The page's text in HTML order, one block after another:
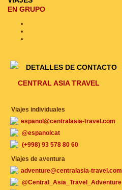
EN GRUPO
DETALLES DE CONTACTO
CENTRAL ASIA TRAVEL
Viajes individuales
espanol@centralasia-travel.com
@espanolcat
(+998) 93 578 80 60
Viajes de aventura
adventure@centralasia-travel.com
@Central_Asia_Travel_Adventure